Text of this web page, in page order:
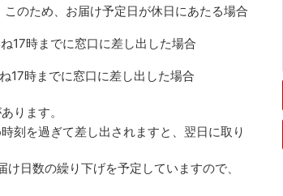
のため、お届け予定日が休日にあたる場合
17時までに窓口に差し出した場合
17時までに窓口に差し出した場合
ります。
刻を過ぎて差し出されますと、翌日に取り
日数の繰り下げを予定していますので、